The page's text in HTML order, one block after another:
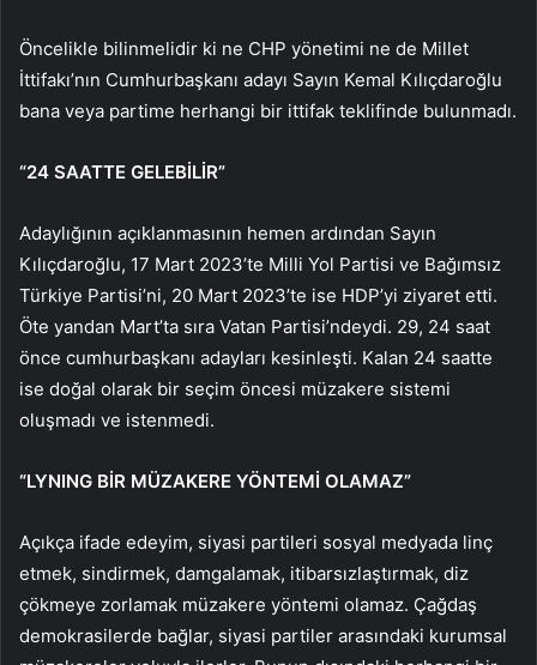
Öncelikle bilinmelidir ki ne CHP yönetimi ne de Millet
İttifakı’nın Cumhurbaşkanı adayı Sayın Kemal Kılıçdaroğlu
bana veya partime herhangi bir ittifak teklifinde bulunmadı.
“24 SAATTE GELEBİLİR”
Adaylığının açıklanmasının hemen ardından Sayın
Kılıçdaroğlu, 17 Mart 2023’te Milli Yol Partisi ve Bağımsız
Türkiye Partisi’ni, 20 Mart 2023’te ise HDP’yi ziyaret etti.
Öte yandan Mart’ta sıra Vatan Partisi’ndeydi. 29, 24 saat
önce cumhurbaşkanı adayları kesinleşti. Kalan 24 saatte
ise doğal olarak bir seçim öncesi müzakere sistemi
oluşmadı ve istenmedi.
“LYNING BİR MÜZAKERE YÖNTEMİ OLAMAZ”
Açıkça ifade edeyim, siyasi partileri sosyal medyada linç
etmek, sindirmek, damgalamak, itibarsızlaştırmak, diz
çökmeye zorlamak müzakere yöntemi olamaz. Çağdaş
demokrasilerde bağlar, siyasi partiler arasındaki kurumsal